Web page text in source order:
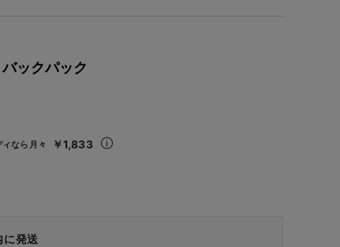
バックパック
ィなら月々 ￥1,833
発送